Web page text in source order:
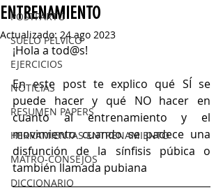
POSTPARTO
SUELO PÉLVICO
EJERCICIOS
NOTICIAS
RESUMEN PAPERS
HERRAMIENTAS ENTRENAMIENTO
MATRO-CONSEJOS
DICCIONARIO
ENTRENAMIENTO
Actualizado: 24 ago 2023
¡Hola a tod@s!
En este post te explico qué SÍ se
puede hacer y qué NO hacer en
cuanto al entrenamiento y el
movimiento cuando se padece una
disfunción de la sínfisis púbica o
también llamada pubiana